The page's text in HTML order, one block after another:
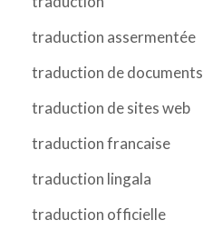
traduction assermentée
traduction de documents
traduction de sites web
traduction francaise
traduction lingala
traduction officielle